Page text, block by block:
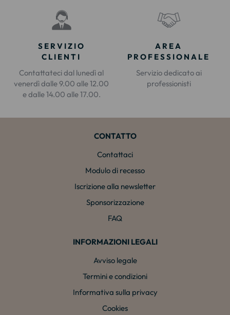
SERVIZIO
CLIENTI
Contattateci dal lunedì al
venerdì dalle 9.00 alle 12.00
e dalle 14.00 alle 17.00.
AREA
PROFESSIONALE
Servizio dedicato ai
professionisti
CONTATTO
Contattaci
Modulo di recesso
Iscrizione alla newsletter
Sponsorizzazione
FAQ
INFORMAZIONI LEGALI
Avviso legale
Termini e condizioni
Informativa sulla privacy
Cookies